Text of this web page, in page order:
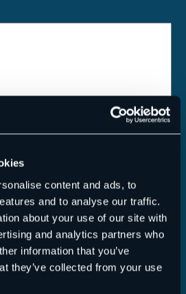
content and ads, to
and to analyse our traffic.
about your use of our site with
and analytics partners who
information that you’ve
they’ve collected from your use
Einverständnis, dass
persönlichen Daten und
ihrem Talent Pool (Datenbank)